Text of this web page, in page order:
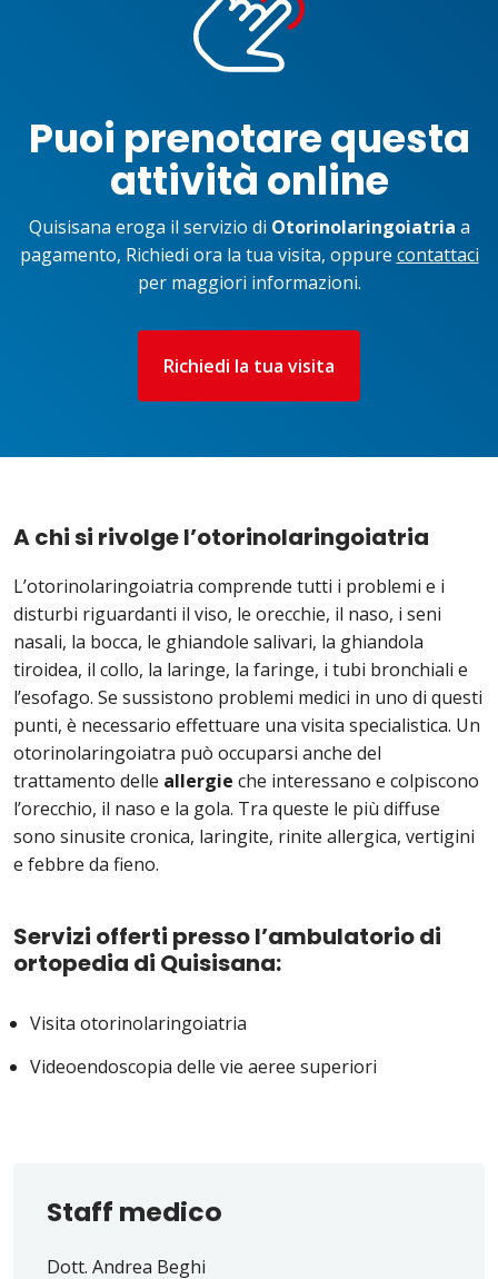
Puoi prenotare questa
attività online
Quisisana eroga il servizio di Otorinolaringoiatria a
pagamento, Richiedi ora la tua visita, oppure contattaci
per maggiori informazioni.
Richiedi la tua visita
A chi si rivolge l’otorinolaringoiatria
L’otorinolaringoiatria comprende tutti i problemi e i
disturbi riguardanti il viso, le orecchie, il naso, i seni
nasali, la bocca, le ghiandole salivari, la ghiandola
tiroidea, il collo, la laringe, la faringe, i tubi bronchiali e
l’esofago. Se sussistono problemi medici in uno di questi
punti, è necessario effettuare una visita specialistica. Un
otorinolaringoiatra può occuparsi anche del
trattamento delle allergie che interessano e colpiscono
l’orecchio, il naso e la gola. Tra queste le più diffuse
sono sinusite cronica, laringite, rinite allergica, vertigini
e febbre da fieno.
Servizi offerti presso l’ambulatorio di
ortopedia di Quisisana:
Visita otorinolaringoiatria
Videoendoscopia delle vie aeree superiori
Staff medico
Dott. Andrea Beghi